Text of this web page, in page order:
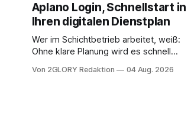
Aplano Login, Schnellstart in
Ihren digitalen Dienstplan
Wer im Schichtbetrieb arbeitet, weiß:
Ohne klare Planung wird es schnell
zentraler Zugangspunkt, um dienstpläne,
Von 2GLORY Redaktion 04 Aug. 2026